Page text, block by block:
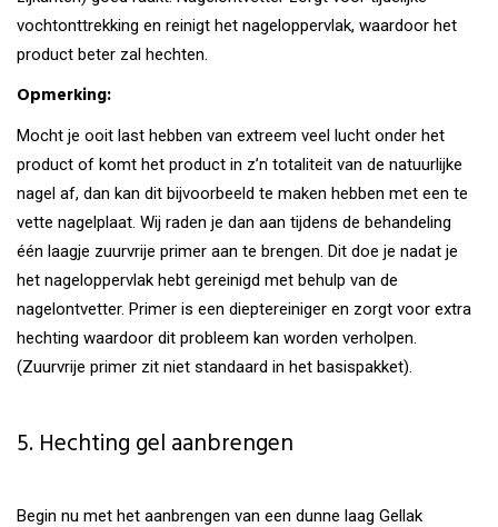
vochtonttrekking en reinigt het nageloppervlak, waardoor het
product beter zal hechten.
Opmerking:
Mocht je ooit last hebben van extreem veel lucht onder het
product of komt het product in z’n totaliteit van de natuurlijke
nagel af, dan kan dit bijvoorbeeld te maken hebben met een te
vette nagelplaat. Wij raden je dan aan tijdens de behandeling
één laagje zuurvrije primer aan te brengen. Dit doe je nadat je
het nageloppervlak hebt gereinigd met behulp van de
nagelontvetter. Primer is een dieptereiniger en zorgt voor extra
hechting waardoor dit probleem kan worden verholpen.
(Zuurvrije primer zit niet standaard in het basispakket).
5. Hechting gel aanbrengen
Begin nu met het aanbrengen van een dunne laag Gellak